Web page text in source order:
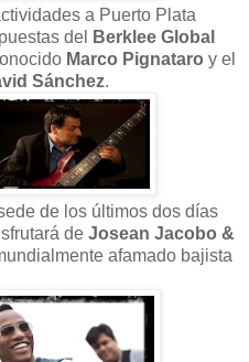
a Puerto Plata
del
Berklee Global
Marco Pignataro y el
Sánchez.
de los últimos dos días
de Josean Jacobo &
afamado bajista